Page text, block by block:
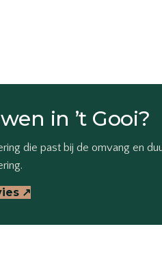
in ’t Gooi?
die past bij de omvang en
↗